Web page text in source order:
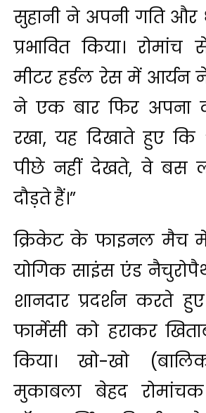
सुहानी ने अपनी गति और
प्रभावित किया।
मीटर हर्डल रेस में आर्यन
ने एक बार फिर अपना
रखा, यह दिखाते हुए कि
पीछे नहीं देखते, वे बस
दौड़ते हैं।”
क्रिकेट के फाइनल
योगिक साइंस एंड
शानदार प्रदर्शन
फार्मेसी को हराकर
किया। खो-खो
मुकाबला बेहद